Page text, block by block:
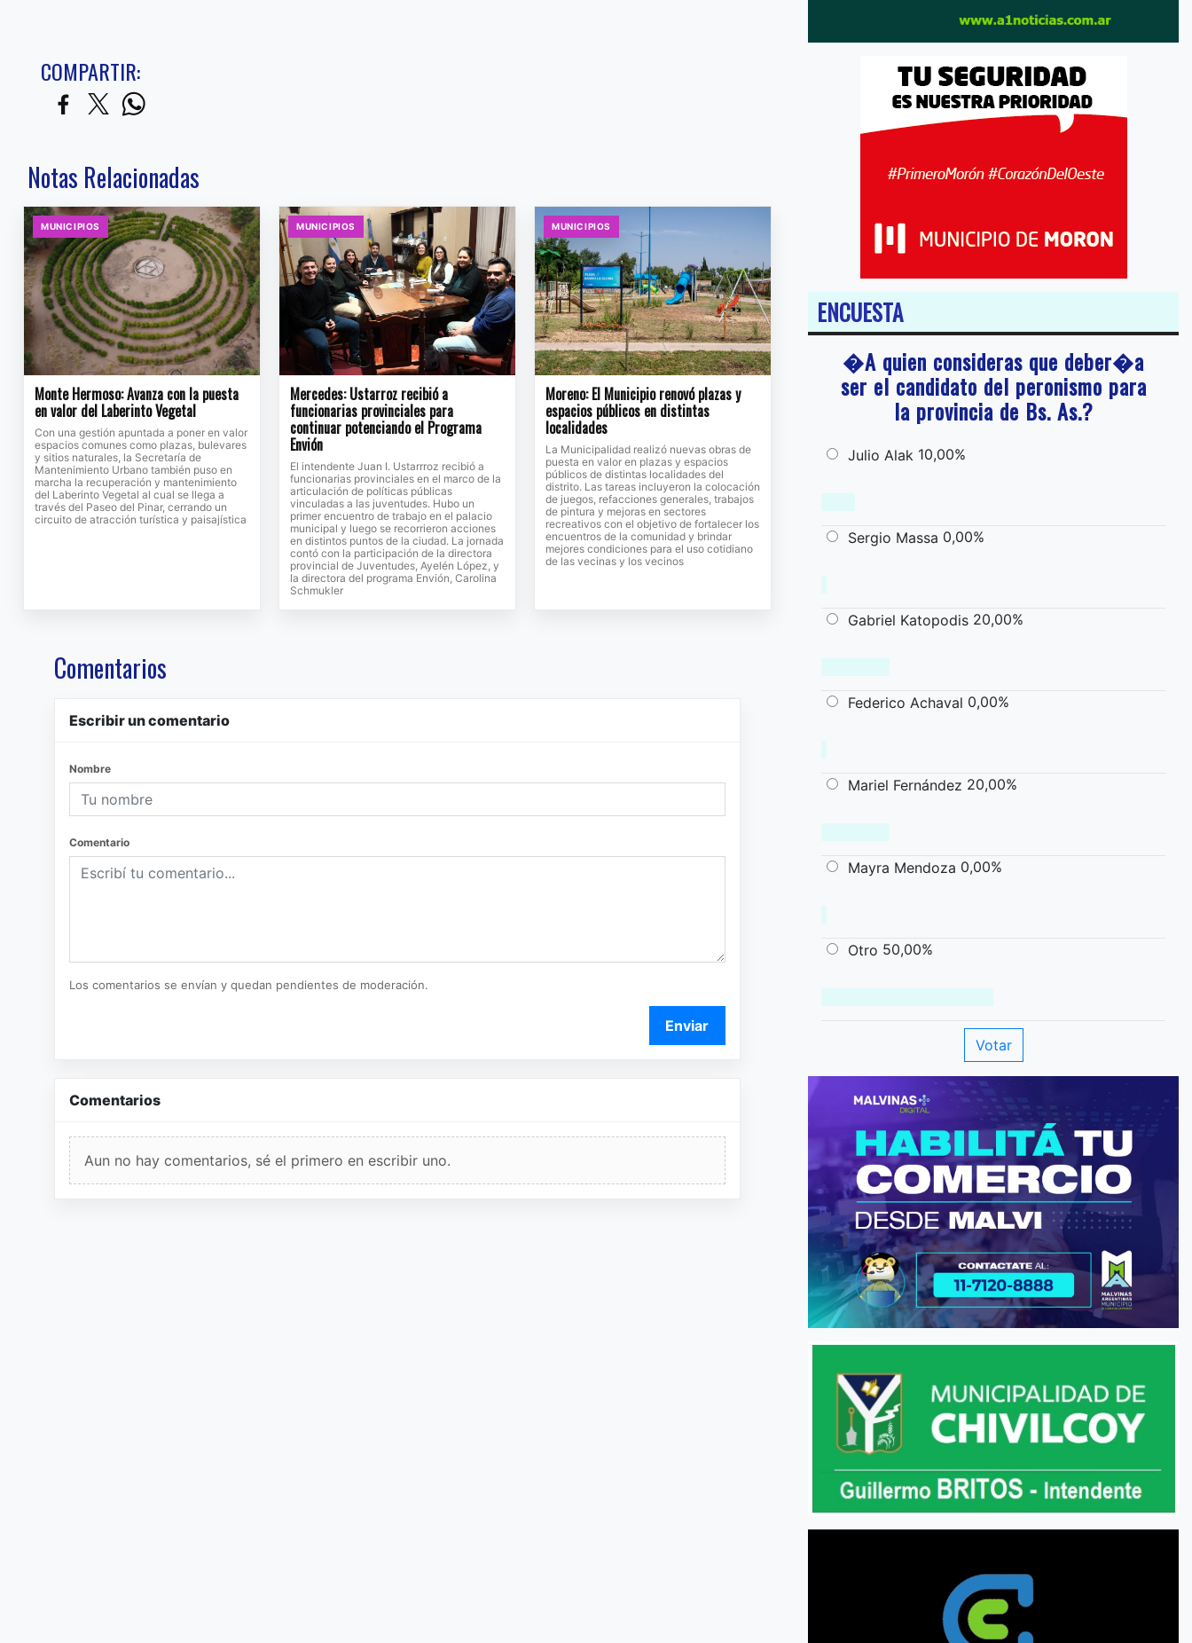
COMPARTIR:
Notas Relacionadas
MUNICIPIOS
Monte Hermoso: Avanza con la puesta
en valor del Laberinto Vegetal
Con una gestión apuntada a poner en valor
espacios comunes como plazas, bulevares
y sitios naturales, la Secretaría de
Mantenimiento Urbano también puso en
marcha la recuperación y mantenimiento
del Laberinto Vegetal al cual se llega a
través del Paseo del Pinar, cerrando un
circuito de atracción turística y paisajística
MUNICIPIOS
Mercedes: Ustarroz recibió a
funcionarias provinciales para
continuar potenciando el Programa
Envión
El intendente Juan I. Ustarrroz recibió a
funcionarias provinciales en el marco de la
articulación de políticas públicas
vinculadas a las juventudes. Hubo un
primer encuentro de trabajo en el palacio
municipal y luego se recorrieron acciones
en distintos puntos de la ciudad. La jornada
contó con la participación de la directora
provincial de Juventudes, Ayelén López, y
la directora del programa Envión, Carolina
Schmukler
MUNICIPIOS
Moreno: El Municipio renovó plazas y
espacios públicos en distintas
localidades
La Municipalidad realizó nuevas obras de
puesta en valor en plazas y espacios
públicos de distintas localidades del
distrito. Las tareas incluyeron la colocación
de juegos, refacciones generales, trabajos
de pintura y mejoras en sectores
recreativos con el objetivo de fortalecer los
encuentros de la comunidad y brindar
mejores condiciones para el uso cotidiano
de las vecinas y los vecinos
Comentarios
Escribir un comentario
Nombre
Comentario
Los comentarios se envían y quedan pendientes de moderación.
Enviar
Comentarios
Aun no hay comentarios, sé el primero en escribir uno.
ENCUESTA
�A quien consideras que deber�a
ser el candidato del peronismo para
la provincia de Bs. As.?
Julio Alak 10,00%
Sergio Massa 0,00%
Gabriel Katopodis 20,00%
Federico Achaval 0,00%
Mariel Fernández 20,00%
Mayra Mendoza 0,00%
Otro 50,00%